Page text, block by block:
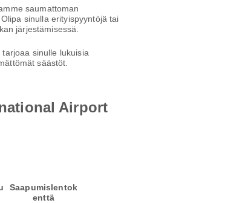
saumattoman
sinulla erityispyyntöjä tai
järjestämisessä.
sinulle lukuisia
säästöt.
Airport
Saapumislentok
enttä